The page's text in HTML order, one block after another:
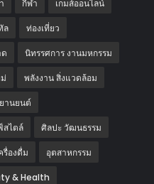
กีฬา เกมส์ออนไลน์
ล ท่องเที่ยว
นิทรรศการ งานมหกรรม
พลังงาน สิ่งแวดล้อม
‎ยานยนต์‎
สไตล์ ศิลปะ วัฒนธรรม
รื่องดื่ม อุตสาหกรรม
& Health